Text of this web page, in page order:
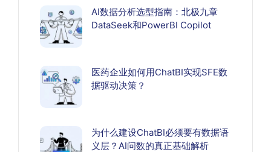
AI数据分析选型指南：北极九章
DataSeek和PowerBI Copilot
医药企业如何用ChatBI实现SFE数
据驱动决策？
为什么建设ChatBI必须要有数据语
义层？AI问数的真正基础解析